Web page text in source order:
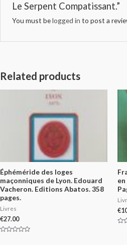
Le Serpent Compatissant.”
You must belogged in to post a
Related products
Éphéméride des loges
maçonniques de Lyon. Edouard
Vacheron. Editions Abatos. 358
pages.
Livres
€27.00
€